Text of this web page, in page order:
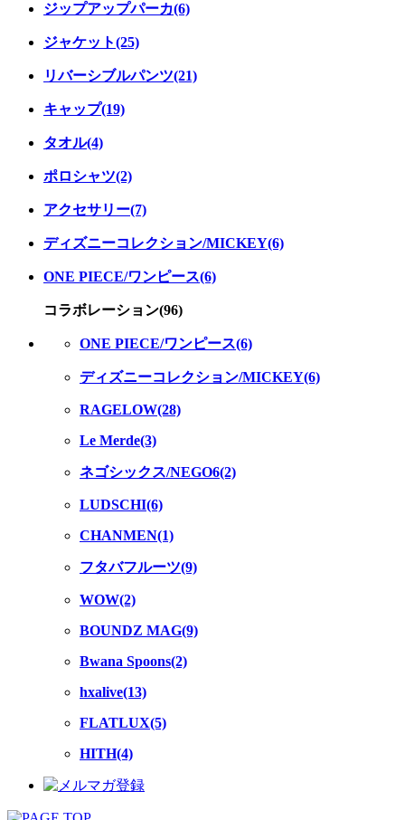
ジップアップパーカ(6)
ジャケット(25)
リバーシブルパンツ(21)
キャップ(19)
タオル(4)
ポロシャツ(2)
アクセサリー(7)
ディズニーコレクション/MICKEY(6)
ONE PIECE/ワンピース(6)
コラボレーション(96)
ONE PIECE/ワンピース(6)
ディズニーコレクション/MICKEY(6)
RAGELOW(28)
Le Merde(3)
ネゴシックス/NEGO6(2)
LUDSCHI(6)
CHANMEN(1)
フタバフルーツ(9)
WOW(2)
BOUNDZ MAG(9)
Bwana Spoons(2)
hxalive(13)
FLATLUX(5)
HITH(4)